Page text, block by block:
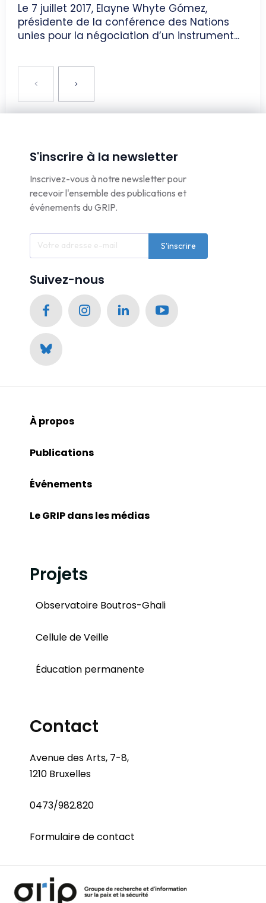
Le 7 juillet 2017, Elayne Whyte Gómez,
présidente de la conférence des Nations
unies pour la négociation d’un instrument...
S'inscrire à la newsletter
Inscrivez-vous à notre newsletter pour
recevoir l'ensemble des publications et
événements du GRIP.
S'inscrire
Suivez-nous
À propos
Publications
Événements
Le GRIP dans les médias
Projets
Observatoire Boutros-Ghali
Cellule de Veille
Éducation permanente
Contact
Avenue des Arts, 7-8,
1210 Bruxelles
0473/982.820
Formulaire de contact